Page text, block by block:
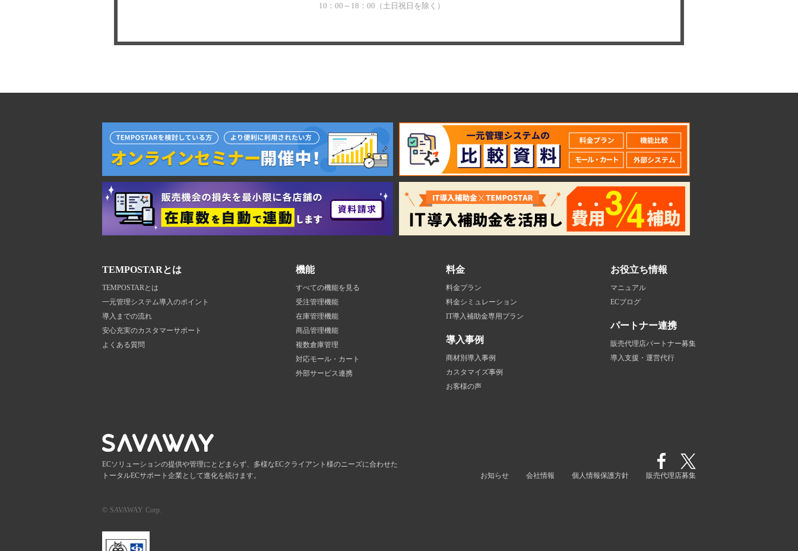
10：00～18：00（土日祝日を除く）
TEMPOSTARとは
TEMPOSTARとは
一元管理システム導入のポイント
導入までの流れ
安心充実のカスタマーサポート
よくある質問
機能
すべての機能を見る
受注管理機能
在庫管理機能
商品管理機能
複数倉庫管理
対応モール・カート
外部サービス連携
料金
料金プラン
料金シミュレーション
IT導入補助金専用プラン
導入事例
商材別導入事例
カスタマイズ事例
お客様の声
お役立ち情報
マニュアル
ECブログ
パートナー連携
販売代理店パートナー募集
導入支援・運営代行
ECソリューションの提供や管理にとどまらず、多様なECクライアント様のニーズに合わせた
トータルECサポート企業として進化を続けます。
お知らせ 会社情報 個人情報保護方針 販売代理店募集
© SAVAWAY Corp.